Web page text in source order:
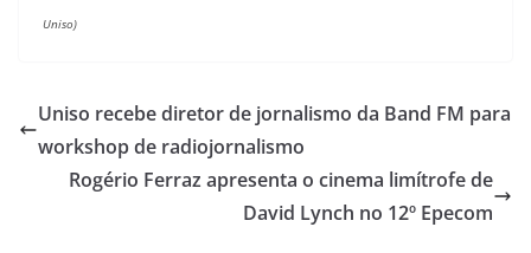
Uniso)
Uniso recebe diretor de jornalismo da Band FM para
workshop de radiojornalismo
Rogério Ferraz apresenta o cinema limítrofe de
David Lynch no 12º Epecom